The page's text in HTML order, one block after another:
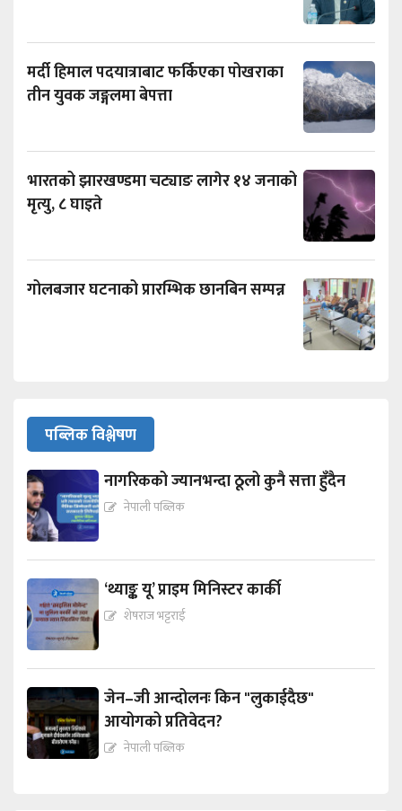
मर्दी हिमाल पदयात्राबाट फर्किएका पोखराका
तीन युवक जङ्गलमा बेपत्ता
भारतको झारखण्डमा चट्याङ लागेर १४ जनाको
मृत्यु, ८ घाइते
गोलबजार घटनाको प्रारम्भिक छानबिन सम्पन्न
पब्लिक विश्लेषण
नागरिकको ज्यानभन्दा ठूलो कुनै सत्ता हुँदैन
नेपाली पब्लिक
‘थ्याङ्क यू’ प्राइम मिनिस्टर कार्की
शेषराज भट्टराई
जेन–जी आन्दोलनः किन "लुकाईदैछ"
आयोगको प्रतिवेदन?
नेपाली पब्लिक